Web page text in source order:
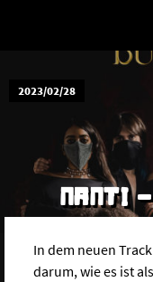
2023/02/28
NANTI -
In dem neuen Track
darum, wie es ist